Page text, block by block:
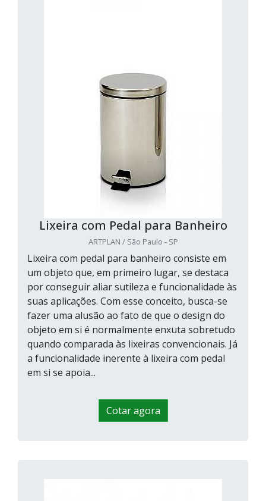
Lixeira com Pedal para Banheiro
ARTPLAN / São Paulo - SP
Lixeira com pedal para banheiro consiste em
um objeto que, em primeiro lugar, se destaca
por conseguir aliar sutileza e funcionalidade às
suas aplicações. Com esse conceito, busca-se
fazer uma alusão ao fato de que o design do
objeto em si é normalmente enxuta sobretudo
quando comparada às lixeiras convencionais. Já
a funcionalidade inerente à lixeira com pedal
em si se apoia...
Cotar agora